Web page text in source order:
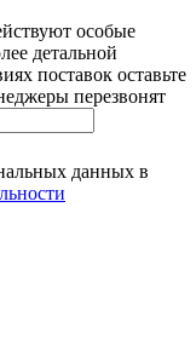
особые
детальной
поставок оставьте
перезвонят
данных в